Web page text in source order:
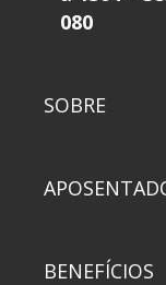
080
SOBRE
BENEFÍCIOS